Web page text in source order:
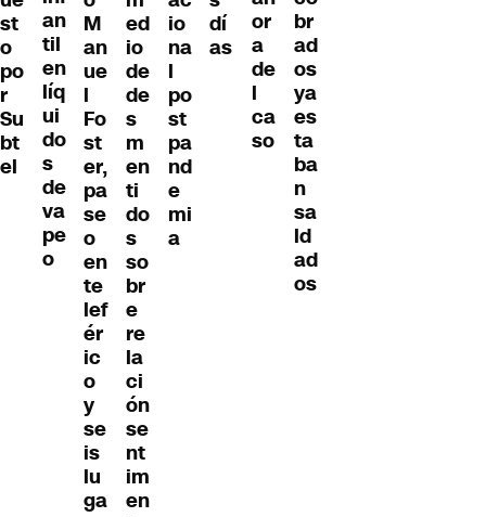
st
o
po
r
Su
bt
el
an
til
en
líq
ui
do
s
de
va
pe
o
M
an
ue
l
Fo
st
er,
pa
se
o
en
te
lef
ér
ic
o
y
se
is
lu
ga
ed
io
de
de
s
m
en
ti
do
s
so
br
e
re
la
ci
ón
se
nt
im
en
io
na
l
po
st
pa
nd
e
mi
a
dí
as
or
a
de
l
ca
so
br
ad
os
ya
es
ta
ba
n
sa
ld
ad
os